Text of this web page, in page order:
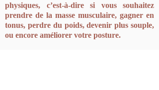
physiques, c’est-à-dire si vous souhaitez
prendre de la masse musculaire, gagner en
tonus, perdre du poids, devenir plus souple,
ou encore améliorer votre posture.